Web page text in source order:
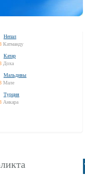
Непал
Катманду
Катар
Доха
Мальдивы
Мале
Турция
Анкара